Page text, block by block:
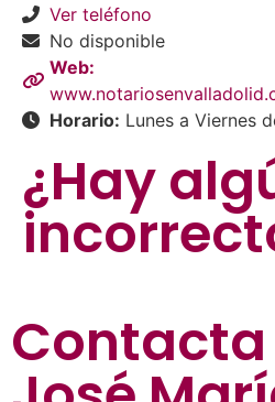
Ver teléfono
No disponible
Web:
Horario: Lunes a Viernes
¿Hay